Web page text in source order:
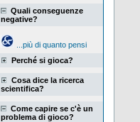
Quali conseguenze
negative?
...più di quanto pensi
Perché si gioca?
Cosa dice la ricerca
scientifica?
Come capire se c'è un
problema di gioco?